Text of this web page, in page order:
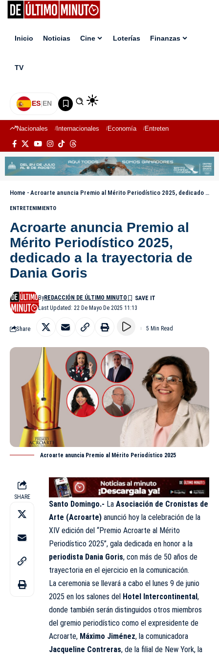
Inicio Noticias Cine Loterías Finanzas
TV
ES|EN
Nacionales Internacionales Economía Entretenimiento
Home - Acroarte anuncia Premio al Mérito Periodístico 2025, dedicado a la trayectoria de Dania Goris
ENTRETENIMIENTO
Acroarte anuncia Premio al
Mérito Periodístico 2025,
dedicado a la trayectoria de
Dania Goris
Last Updated: 22 De Mayo De 2025 11:13
ByREDACCIÓN DE ÚLTIMO MINUTO
Share 5 Min Read
Acroarte anuncia Premio al Mérito Periodístico 2025
SHARE
Santo Domingo.- La Asociación de Cronistas de
Arte (Acroarte) anunció hoy la celebración de la
XIV edición del “Premio Acroarte al Mérito
Periodístico 2025”, gala dedicada en honor a la
periodista Dania Goris, con más de 50 años de
trayectoria en el ejercicio en la comunicación.
La ceremonia se llevará a cabo el lunes 9 de junio
2025 en los salones del Hotel Intercontinental,
donde también serán distinguidos otros miembros
del gremio periodístico como el expresidente de
Acroarte, Máximo Jiménez, la comunicadora
Jacqueline Contreras, de la filial de New York, la